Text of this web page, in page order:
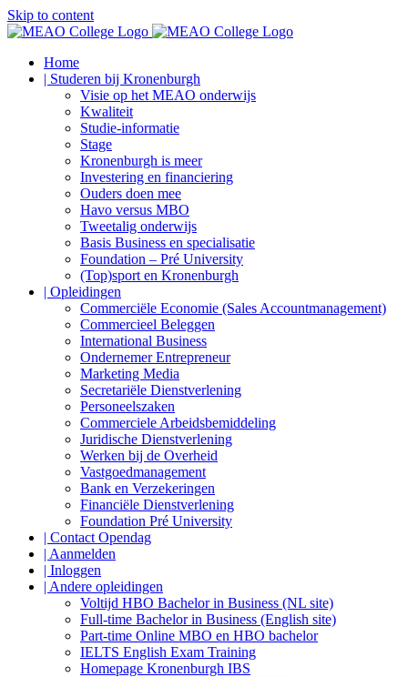
Skip to content
Home
| Studeren bij Kronenburgh
Visie op het MEAO onderwijs
Kwaliteit
Studie-informatie
Stage
Kronenburgh is meer
Investering en financiering
Ouders doen mee
Havo versus MBO
Tweetalig onderwijs
Basis Business en specialisatie
Foundation – Pré University
(Top)sport en Kronenburgh
| Opleidingen
Commerciële Economie (Sales Accountmanagement)
Commercieel Beleggen
International Business
Ondernemer Entrepreneur
Marketing Media
Secretariële Dienstverlening
Personeelszaken
Commerciele Arbeidsbemiddeling
Juridische Dienstverlening
Werken bij de Overheid
Vastgoedmanagement
Bank en Verzekeringen
Financiële Dienstverlening
Foundation Pré University
| Contact Opendag
| Aanmelden
| Inloggen
| Andere opleidingen
Voltijd HBO Bachelor in Business (NL site)
Full-time Bachelor in Business (English site)
Part-time Online MBO en HBO bachelor
IELTS English Exam Training
Homepage Kronenburgh IBS